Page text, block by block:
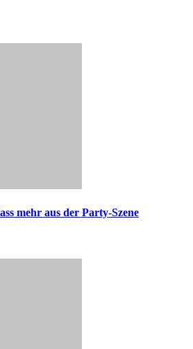
mehr aus der Party-Szene